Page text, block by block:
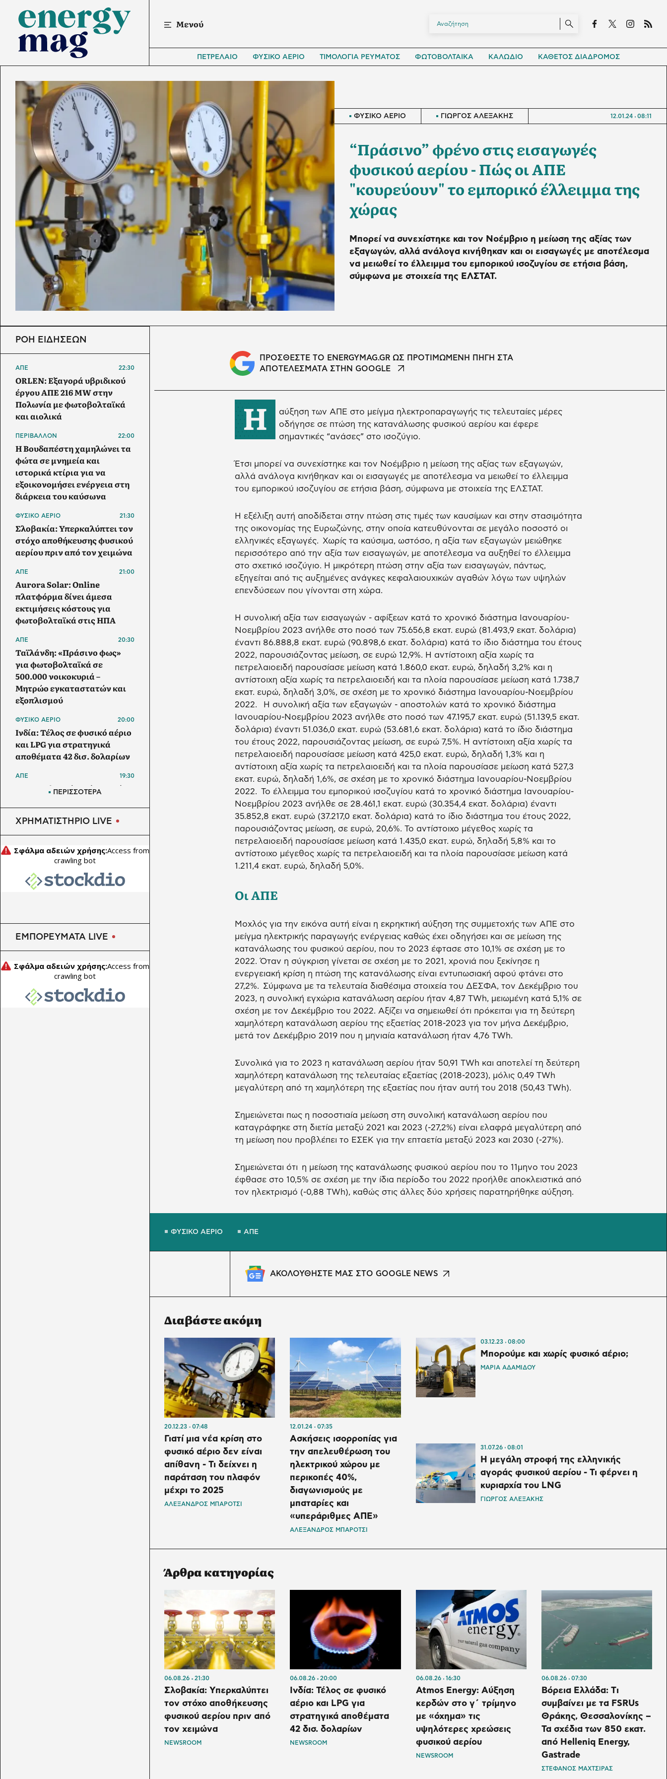
Μενού
ΠΕΤΡΕΛΑΙΟ ΦΥΣΙΚΟ ΑΕΡΙΟ ΤΙΜΟΛΟΓΙΑ ΡΕΥΜΑΤΟΣ ΦΩΤΟΒΟΛΤΑΙΚΑ ΚΑΛΩΔΙΟ ΚΑΘΕΤΟΣ ΔΙΑΔΡΟΜΟΣ
ΦΥΣΙΚΟ ΑΕΡΙΟ ΓΙΩΡΓΟΣ ΑΛΕΞΑΚΗΣ 12.01.24 08:11
“Πράσινο” φρένο στις εισαγωγές
φυσικού αερίου - Πώς οι ΑΠΕ
"κουρεύουν" το εμπορικό έλλειμμα της
χώρας
Μπορεί να συνεχίστηκε και τον Νοέμβριο η μείωση της αξίας των
εξαγωγών, αλλά ανάλογα κινήθηκαν και οι εισαγωγές με αποτέλεσμα
να μειωθεί το έλλειμμα του εμπορικού ισοζυγίου σε ετήσια βάση,
σύμφωνα με στοιχεία της ΕΛΣΤΑΤ.
ΠΡΟΣΘΕΣΤΕ ΤΟ ENERGYMAG.GR ΩΣ ΠΡΟΤΙΜΩΜΕΝΗ ΠΗΓΗ ΣΤΑ
ΑΠΟΤΕΛΕΣΜΑΤΑ ΣΤΗΝ GOOGLE
Η
αύξηση των ΑΠΕ στο μείγμα ηλεκτροπαραγωγής τις τελευταίες μέρες
οδήγησε σε πτώση της κατανάλωσης φυσικού αερίου και έφερε
σημαντικές “ανάσες” στο ισοζύγιο.
Έτσι μπορεί να συνεχίστηκε και τον Νοέμβριο η μείωση της αξίας των εξαγωγών,
αλλά ανάλογα κινήθηκαν και οι εισαγωγές με αποτέλεσμα να μειωθεί το έλλειμμα
του εμπορικού ισοζυγίου σε ετήσια βάση, σύμφωνα με στοιχεία της ΕΛΣΤΑΤ.
Η εξέλιξη αυτή αποδίδεται στην πτώση στις τιμές των καυσίμων και στην στασιμότητα
της οικονομίας της Ευρωζώνης, στην οποία κατευθύνονται σε μεγάλο ποσοστό οι
ελληνικές εξαγωγές. Χωρίς τα καύσιμα, ωστόσο, η αξία των εξαγωγών μειώθηκε
περισσότερο από την αξία των εισαγωγών, με αποτέλεσμα να αυξηθεί το έλλειμμα
στο σχετικό ισοζύγιο. Η μικρότερη πτώση στην αξία των εισαγωγών, πάντως,
εξηγείται από τις αυξημένες ανάγκες κεφαλαιουχικών αγαθών λόγω των υψηλών
επενδύσεων που γίνονται στη χώρα.
Η συνολική αξία των εισαγωγών - αφίξεων κατά το χρονικό διάστημα Ιανουαρίου-
Νοεμβρίου 2023 ανήλθε στο ποσό των 75.656,8 εκατ. ευρώ (81.493,9 εκατ. δολάρια)
έναντι 86.888,8 εκατ. ευρώ (90.898,6 εκατ. δολάρια) κατά το ίδιο διάστημα του έτους
2022, παρουσιάζοντας μείωση, σε ευρώ 12,9%. Η αντίστοιχη αξία χωρίς τα
πετρελαιοειδή παρουσίασε μείωση κατά 1.860,0 εκατ. ευρώ, δηλαδή 3,2% και η
αντίστοιχη αξία χωρίς τα πετρελαιοειδή και τα πλοία παρουσίασε μείωση κατά 1.738,7
εκατ. ευρώ, δηλαδή 3,0%, σε σχέση με το χρονικό διάστημα Ιανουαρίου-Νοεμβρίου
2022. Η συνολική αξία των εξαγωγών - αποστολών κατά το χρονικό διάστημα
Ιανουαρίου-Νοεμβρίου 2023 ανήλθε στο ποσό των 47.195,7 εκατ. ευρώ (51.139,5 εκατ.
δολάρια) έναντι 51.036,0 εκατ. ευρώ (53.681,6 εκατ. δολάρια) κατά το ίδιο διάστημα
του έτους 2022, παρουσιάζοντας μείωση, σε ευρώ 7,5%. Η αντίστοιχη αξία χωρίς τα
πετρελαιοειδή παρουσίασε μείωση κατά 425,0 εκατ. ευρώ, δηλαδή 1,3% και η
αντίστοιχη αξία χωρίς τα πετρελαιοειδή και τα πλοία παρουσίασε μείωση κατά 527,3
εκατ. ευρώ, δηλαδή 1,6%, σε σχέση με το χρονικό διάστημα Ιανουαρίου-Νοεμβρίου
2022. Το έλλειμμα του εμπορικού ισοζυγίου κατά το χρονικό διάστημα Ιανουαρίου-
Νοεμβρίου 2023 ανήλθε σε 28.461,1 εκατ. ευρώ (30.354,4 εκατ. δολάρια) έναντι
35.852,8 εκατ. ευρώ (37.217,0 εκατ. δολάρια) κατά το ίδιο διάστημα του έτους 2022,
παρουσιάζοντας μείωση, σε ευρώ, 20,6%. Το αντίστοιχο μέγεθος χωρίς τα
πετρελαιοειδή παρουσίασε μείωση κατά 1.435,0 εκατ. ευρώ, δηλαδή 5,8% και το
αντίστοιχο μέγεθος χωρίς τα πετρελαιοειδή και τα πλοία παρουσίασε μείωση κατά
1.211,4 εκατ. ευρώ, δηλαδή 5,0%.
Οι ΑΠΕ
Μοχλός για την εικόνα αυτή είναι η εκρηκτική αύξηση της συμμετοχής των ΑΠΕ στο
μείγμα ηλεκτρικής παραγωγής ενέργειας καθώς έχει οδηγήσει και σε μείωση της
κατανάλωσης του φυσικού αερίου, που το 2023 έφτασε στο 10,1% σε σχέση με το
2022. Όταν η σύγκριση γίνεται σε σχέση με το 2021, χρονιά που ξεκίνησε η
ενεργειακή κρίση η πτώση της κατανάλωσης είναι εντυπωσιακή αφού φτάνει στο
27,2%. Σύμφωνα με τα τελευταία διαθέσιμα στοιχεία του ΔΕΣΦΑ, τον Δεκέμβριο του
2023, η συνολική εγχώρια κατανάλωση αερίου ήταν 4,87 TWh, μειωμένη κατά 5,1% σε
σχέση με τον Δεκέμβριο του 2022. Αξίζει να σημειωθεί ότι πρόκειται για τη δεύτερη
χαμηλότερη κατανάλωση αερίου της εξαετίας 2018-2023 για τον μήνα Δεκέμβριο,
μετά τον Δεκέμβριο 2019 που η μηνιαία κατανάλωση ήταν 4,76 TWh.
Συνολικά για το 2023 η κατανάλωση αερίου ήταν 50,91 ΤWh και αποτελεί τη δεύτερη
χαμηλότερη κατανάλωση της τελευταίας εξαετίας (2018-2023), μόλις 0,49 ΤWh
μεγαλύτερη από τη χαμηλότερη της εξαετίας που ήταν αυτή του 2018 (50,43 TWh).
Σημειώνεται πως η ποσοστιαία μείωση στη συνολική κατανάλωση αερίου που
καταγράφηκε στη διετία μεταξύ 2021 και 2023 (-27,2%) είναι ελαφρά μεγαλύτερη από
τη μείωση που προβλέπει το ΕΣΕΚ για την επταετία μεταξύ 2023 και 2030 (-27%).
Σημειώνεται ότι η μείωση της κατανάλωσης φυσικού αερίου που το 11μηνο του 2023
έφθασε στο 10,5% σε σχέση με την ίδια περίοδο του 2022 προήλθε αποκλειστικά από
τον ηλεκτρισμό (-0,88 ΤWh), καθώς στις άλλες δύο χρήσεις παρατηρήθηκε αύξηση.
ΦΥΣΙΚΟ ΑΕΡΙΟ ΑΠΕ
ΑΚΟΛΟΥΘΗΣΤΕ ΜΑΣ ΣΤΟ GOOGLE NEWS
Διαβάστε ακόμη
20.12.23 07:48
Γιατί μια νέα κρίση στο
φυσικό αέριο δεν είναι
απίθανη - Τι δείχνει η
παράταση του πλαφόν
μέχρι το 2025
ΑΛΕΞΑΝΔΡΟΣ ΜΠΑΡΟΤΣΙ
12.01.24 07:35
Ασκήσεις ισορροπίας για
την απελευθέρωση του
ηλεκτρικού χώρου με
περικοπές 40%,
διαγωνισμούς με
μπαταρίες και
«υπεράριθμες ΑΠΕ»
ΑΛΕΞΑΝΔΡΟΣ ΜΠΑΡΟΤΣΙ
03.12.23 08:00
Μπορούμε και χωρίς φυσικό αέριο;
ΜΑΡΙΑ ΑΔΑΜΙΔΟΥ
31.07.26 08:01
Η μεγάλη στροφή της ελληνικής
αγοράς φυσικού αερίου - Τι φέρνει η
κυριαρχία του LNG
ΓΙΩΡΓΟΣ ΑΛΕΞΑΚΗΣ
Άρθρα κατηγορίας
06.08.26 21:30
Σλοβακία: Υπερκαλύπτει
τον στόχο αποθήκευσης
φυσικού αερίου πριν από
τον χειμώνα
NEWSROOM
06.08.26 20:00
Ινδία: Τέλος σε φυσικό
αέριο και LPG για
στρατηγικά αποθέματα
42 δισ. δολαρίων
NEWSROOM
06.08.26 16:30
Atmos Energy: Αύξηση
κερδών στο γ΄ τρίμηνο
με «όχημα» τις
υψηλότερες χρεώσεις
φυσικού αερίου
NEWSROOM
06.08.26 07:30
Βόρεια Ελλάδα: Tι
συμβαίνει με τα FSRUs
Θράκης, Θεσσαλονίκης –
Τα σχέδια των 850 εκατ.
από Helleniq Energy,
Gastrade
ΣΤΕΦΑΝΟΣ ΜΑΧΤΣΙΡΑΣ
ΡΟΗ ΕΙΔΗΣΕΩΝ
ΑΠΕ 22:30
ORLEN: Εξαγορά υβριδικού
έργου ΑΠΕ 216 MW στην
Πολωνία με φωτοβολταϊκά
και αιολικά
ΠΕΡΙΒΑΛΛΟΝ 22:00
Η Βουδαπέστη χαμηλώνει τα
φώτα σε μνημεία και
ιστορικά κτίρια για να
εξοικονομήσει ενέργεια στη
διάρκεια του καύσωνα
ΦΥΣΙΚΟ ΑΕΡΙΟ 21:30
Σλοβακία: Υπερκαλύπτει τον
στόχο αποθήκευσης φυσικού
αερίου πριν από τον χειμώνα
ΑΠΕ 21:00
Aurora Solar: Online
πλατφόρμα δίνει άμεσα
εκτιμήσεις κόστους για
φωτοβολταϊκά στις ΗΠΑ
ΑΠΕ 20:30
Ταϊλάνδη: «Πράσινο φως»
για φωτοβολταϊκά σε
500.000 νοικοκυριά –
Μητρώο εγκαταστατών και
εξοπλισμού
ΦΥΣΙΚΟ ΑΕΡΙΟ 20:00
Ινδία: Τέλος σε φυσικό αέριο
και LPG για στρατηγικά
αποθέματα 42 δισ. δολαρίων
ΑΠΕ 19:30
Μπανγκλαντές: Πάνω από 1
στέγες – Στα 5,5 GW ο στόχος
έως το 2030
Το Nissan Qashqai με το νέο
σύστημα e-POWER κατακτά
ρεκόρ Guinness
ΠΕΡΙΣΣΟΤΕΡΑ
ΧΡΗΜΑΤΙΣΤΗΡΙΟ LIVE
ΕΜΠΟΡΕΥΜΑΤΑ LIVE